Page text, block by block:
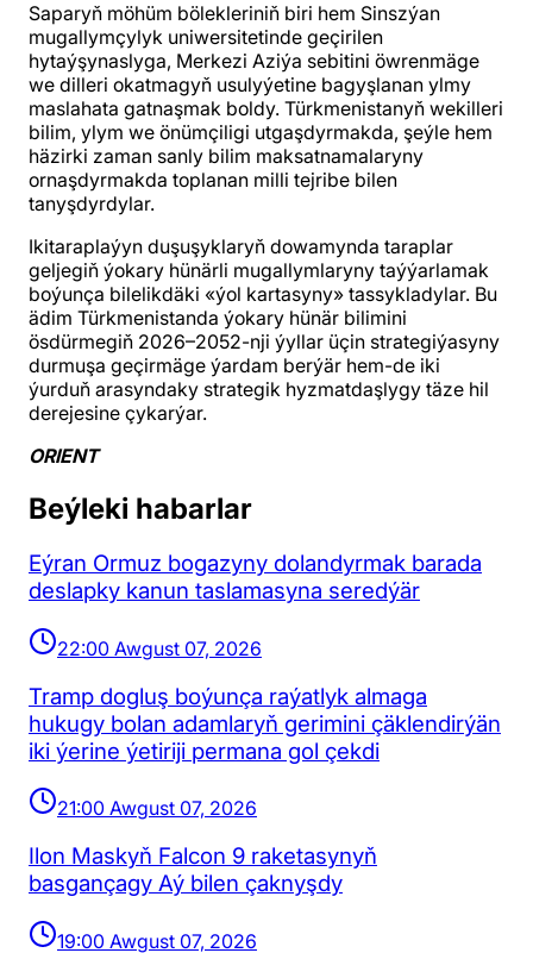
Saparyň möhüm bölekleriniň biri hem Sinszýan
mugallymçylyk uniwersitetinde geçirilen
hytaýşynaslyga, Merkezi Aziýa sebitini öwrenmäge
we dilleri okatmagyň usulyýetine bagyşlanan ylmy
maslahata gatnaşmak boldy. Türkmenistanyň wekilleri
bilim, ylym we önümçiligi utgaşdyrmakda, şeýle hem
häzirki zaman sanly bilim maksatnamalaryny
ornaşdyrmakda toplanan milli tejribe bilen
tanyşdyrdylar.
Ikitaraplaýyn duşuşyklaryň dowamynda taraplar
geljegiň ýokary hünärli mugallymlaryny taýýarlamak
boýunça bilelikdäki «ýol kartasyny» tassykladylar. Bu
ädim Türkmenistanda ýokary hünär bilimini
ösdürmegiň 2026–2052-nji ýyllar üçin strategiýasyny
durmuşa geçirmäge ýardam berýär hem-de iki
ýurduň arasyndaky strategik hyzmatdaşlygy täze hil
derejesine çykarýar.
ORIENT
Beýleki habarlar
Eýran Ormuz bogazyny dolandyrmak barada
deslapky kanun taslamasyna seredýär
22:00 Awgust 07, 2026
Tramp dogluş boýunça raýatlyk almaga
hukugy bolan adamlaryň gerimini çäklendirýän
iki ýerine ýetiriji permana gol çekdi
21:00 Awgust 07, 2026
Ilon Maskyň Falcon 9 raketasynyň
basgançagy Aý bilen çaknyşdy
19:00 Awgust 07, 2026